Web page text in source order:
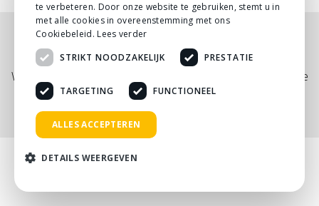
Nog niet helemaal gevonden wat je zocht? Bekijk
onzePDF prijslijst, of neem contactmet ons op.
Wij adviseren je graag via telefoon, mail of tijdens een kopje
koffie!
DUTCH
te verbeteren. Door onze website te gebruiken, stemt u in
met alle cookies in overeenstemming met ons
Cookiebeleid. Lees verder
STRIKT NOODZAKELIJK
PRESTATIE
TARGETING FUNCTIONEEL
ALLES ACCEPTEREN
DETAILS WEERGEVEN